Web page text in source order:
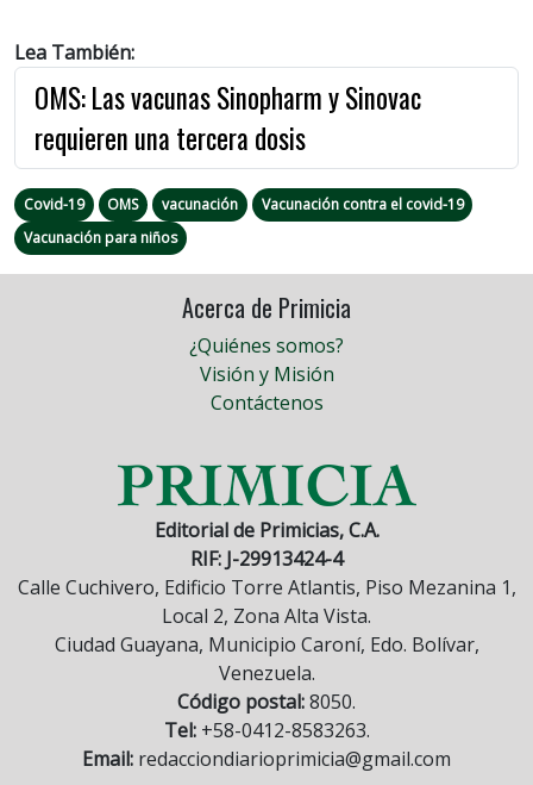
Lea También:
OMS: Las vacunas Sinopharm y Sinovac
requieren una tercera dosis
Covid-19 OMS vacunación
Vacunación contra el covid-19
Vacunación para niños
Acerca de Primicia
¿Quiénes somos?
Visión y Misión
Contáctenos
Editorial de Primicias, C.A.
RIF: J-29913424-4
Calle Cuchivero, Edificio Torre Atlantis, Piso Mezanina 1,
Local 2, Zona Alta Vista.
Ciudad Guayana, Municipio Caroní, Edo. Bolívar,
Venezuela.
Código postal:8050.
Tel:+58-0412-8583263.
Email: redacciondiarioprimicia@gmail.com